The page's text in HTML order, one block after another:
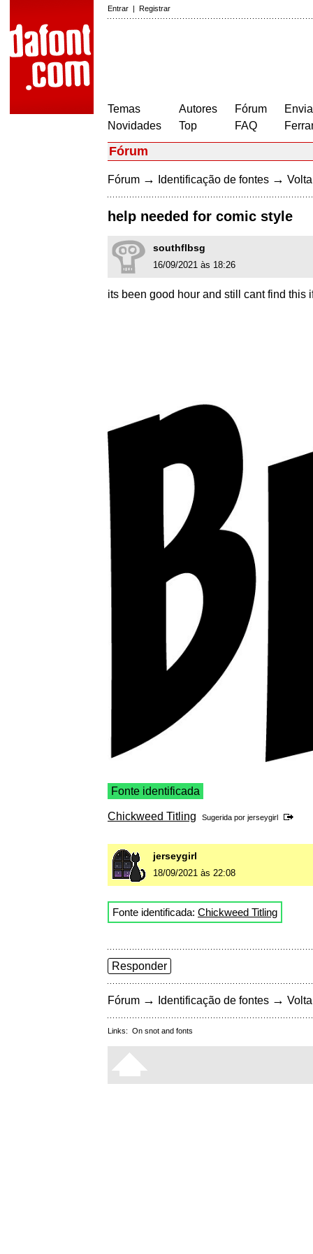
Entrar | Registrar
Temas
Novidades
Autores
Top
Fórum
FAQ
Fórum
Fórum → Identificação de fontes →
help needed for comic style
southflbsg
16/09/2021 às 18:26
its been good hour and still cant find this
Fonte identificada
Chickweed Titling Sugerida por jerseygirl
jerseygirl
18/09/2021 às 22:08
Fonte identificada: Chickweed Titling
Responder
Fórum → Identificação de fontes →
Links: On snot and fonts